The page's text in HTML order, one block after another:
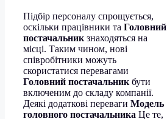
Підбір персоналу спрощується,
оскільки працівники та Головний
постачальник знаходяться на
місці. Таким чином, нові
співробітники можуть
скористатися перевагами
Головний постачальник бути
включеним до складу компанії.
Деякі додаткові переваги Модель
головного постачальника Це те,